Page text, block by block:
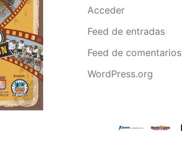
Acceder
Feed de entradas
Feed de comentarios
WordPress.org